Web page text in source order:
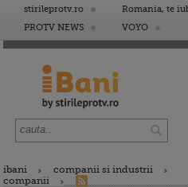
stirileprotv.ro Romania, te
PROTV NEWS
VOYO
ibani
companii si industrii
companii